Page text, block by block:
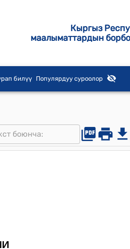
Кыргыз
маалыматтардын
билүү Популярдуу суроолор